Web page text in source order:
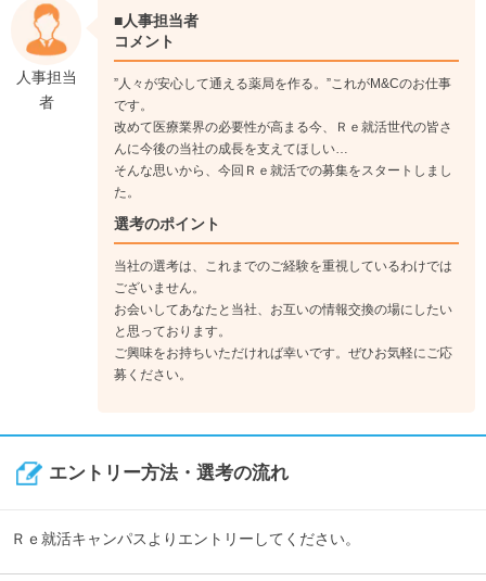
全体の薬局運営業務に慣れてくると、薬剤師のスタッフと協力
して、介護施設に訪問していただく機会が増えてきます。少し
づつ担当の幅を広くしていただき、外出の機会も増えていきま
す。
《入社5年目》
5年目になると薬局内の事務長をお任せすることもあります。
事務長として、管理薬剤師の方と一緒になって店舗管理をして
いただきます。より責任の伴う役職にはなりますが、その分や
りがいも多く感じていただけます！
人事担当
者
■人事担当者
コメント
”人々が安心して通える薬局を作る。”これがM&Cのお仕事
です。
改めて医療業界の必要性が高まる今、Ｒｅ就活世代の皆さ
んに今後の当社の成長を支えてほしい…
そんな思いから、今回Ｒｅ就活での募集をスタートしまし
た。
選考のポイント
当社の選考は、これまでのご経験を重視しているわけでは
ございません。
お会いしてあなたと当社、お互いの情報交換の場にしたい
と思っております。
ご興味をお持ちいただければ幸いです。ぜひお気軽にご応
募ください。
エントリー方法・選考の流れ
Ｒｅ就活キャンパスよりエントリーしてください。